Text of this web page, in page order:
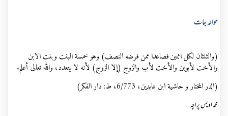
حوالہ جات
(والثلثان لكل اثنين فصاعدا ممن فرضه النصف) وهو خمسة البنت وبنت الابن
والأخت لأبوين والأخت لأب والزوج (إلا الزوج) لأنه لا يتعدد، والله تعالى أعلم.
(الدر المختار و حاشية ابن عابدين، 6/773، ط: دار الفكر)
محمد اویس پراچہ